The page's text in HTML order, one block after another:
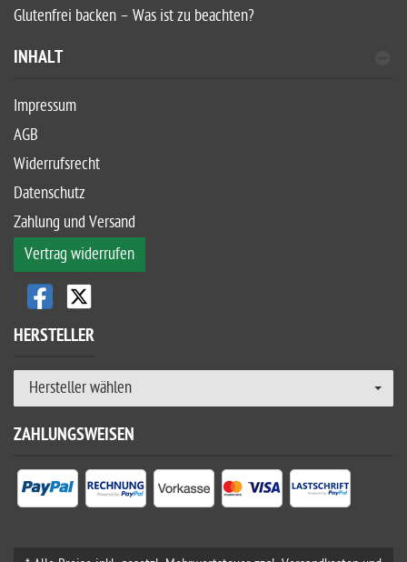
Glutenfrei backen – Was ist zu beachten?
INHALT
Impressum
AGB
Widerrufsrecht
Datenschutz
Zahlung und Versand
Vertrag widerrufen
HERSTELLER
Hersteller wählen
ZAHLUNGSWEISEN